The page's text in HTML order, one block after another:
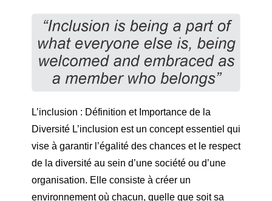
L’inclusion : Définition et Importance de la
Diversité L’inclusion est un concept essentiel qui
vise à garantir l’égalité des chances et le respect
de la diversité au sein d’une société ou d’une
organisation. Elle consiste à créer un
environnement où chacun, quelle que soit sa